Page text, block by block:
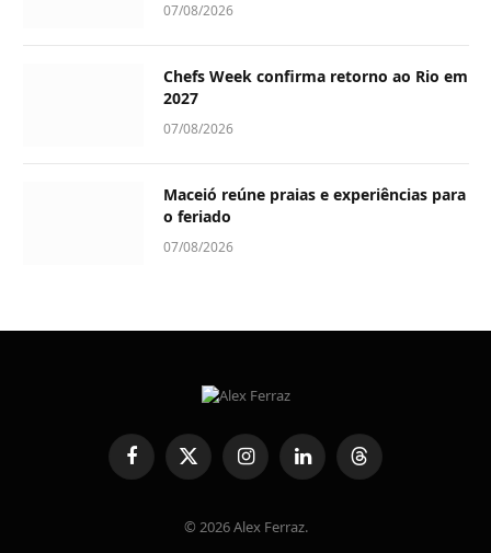
07/08/2026
Chefs Week confirma retorno ao Rio em
2027
07/08/2026
Maceió reúne praias e experiências para
o feriado
07/08/2026
FacebookX
(Twitter)
InstagramLinkedInThreads
© 2026 Alex Ferraz.